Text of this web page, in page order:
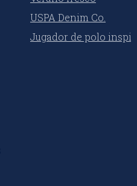
USPA Denim Co.
Jugador de polo